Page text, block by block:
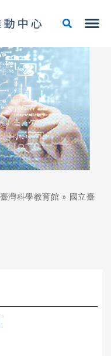
灣科學教育館 » 國立臺